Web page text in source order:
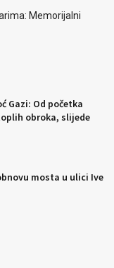
Memorijalni
Gazi: Od početka
obroka, slijede
mosta u ulici Ive